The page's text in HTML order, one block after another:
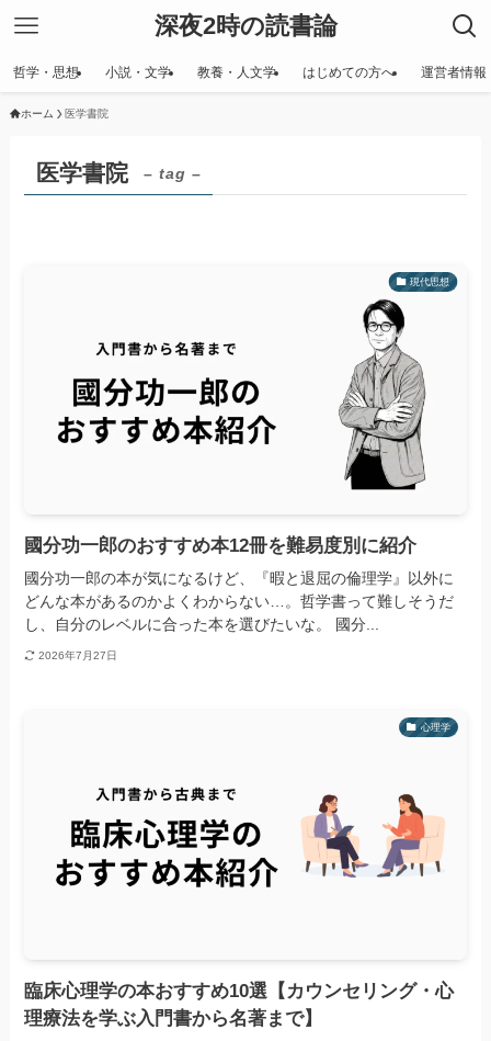
深夜2時の読書論
哲学・思想 小説・文学 教養・人文学 はじめての方へ 運営者情報
ホーム 医学書院
医学書院 – tag –
現代思想
國分功一郎のおすすめ本12冊を難易度別に紹介
國分功一郎の本が気になるけど、『暇と退屈の倫理学』以外に
どんな本があるのかよくわからない…。哲学書って難しそうだ
し、自分のレベルに合った本を選びたいな。 國分...
2026年7月27日
心理学
臨床心理学の本おすすめ10選【カウンセリング・心
理療法を学ぶ入門書から名著まで】